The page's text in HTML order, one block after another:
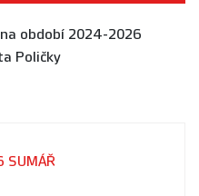
období 2024-2026
Poličky